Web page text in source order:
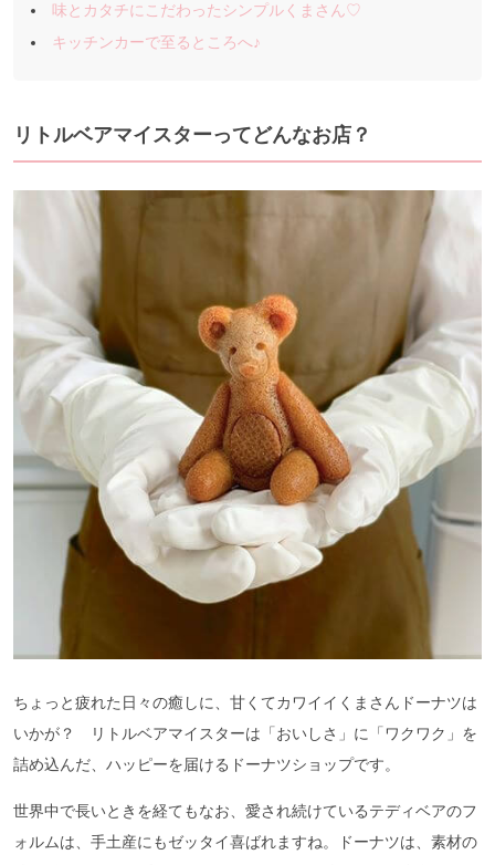
味とカタチにこだわったシンプルくまさん♡
キッチンカーで至るところへ♪
リトルベアマイスターってどんなお店？
ちょっと疲れた日々の癒しに、甘くてカワイイくまさんドーナツは
いかが？ リトルベアマイスターは「おいしさ」に「ワクワク」を
詰め込んだ、ハッピーを届けるドーナツショップです。
世界中で長いときを経てもなお、愛され続けているテディベアのフ
ォルムは、手土産にもゼッタイ喜ばれますね。ドーナツは、素材の